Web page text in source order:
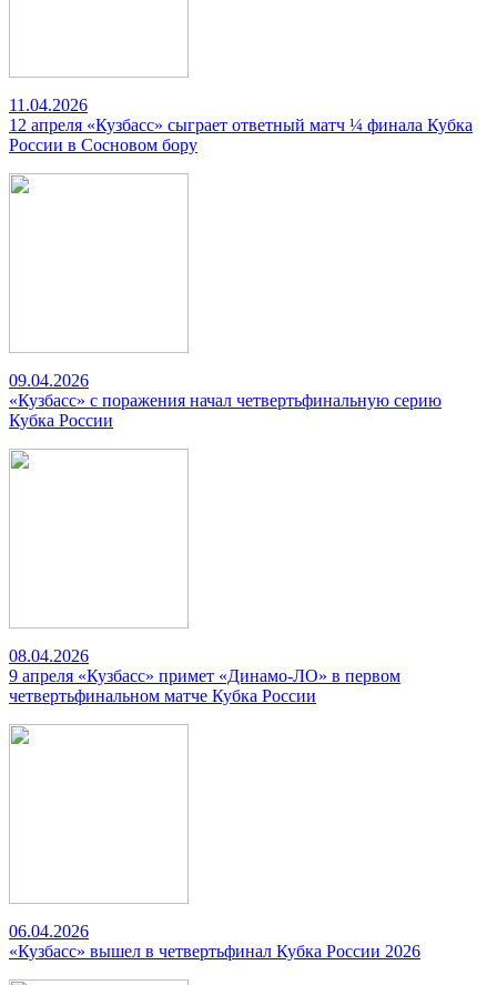
11.04.2026
12 апреля «Кузбасс» сыграет ответный матч ¼ финала Кубка
России в Сосновом бору
09.04.2026
«Кузбасс» с поражения начал четвертьфинальную серию
Кубка России
08.04.2026
9 апреля «Кузбасс» примет «Динамо-ЛО» в первом
четвертьфинальном матче Кубка России
06.04.2026
«Кузбасс» вышел в четвертьфинал Кубка России 2026